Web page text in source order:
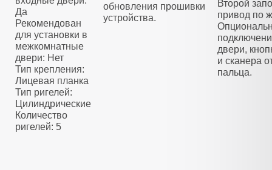
Да
Рекомендован
для установки в
межкомнатные
двери: Нет
Тип крепления:
Лицевая планка
Тип ригелей:
Цилиндрические
Количество
ригелей: 5
обновления прошивки
устройства.
Второй
привод по
двери,
и сканера
пальца.